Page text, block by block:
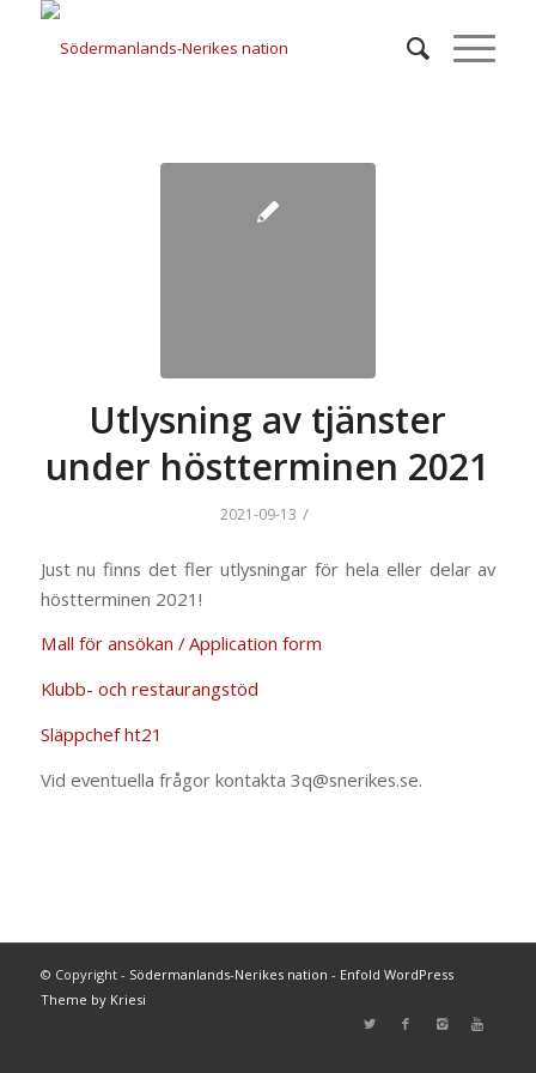
Utlysning av tjänster
under höstterminen 2021
2021-09-13 /
Just nu finns det fler utlysningar för hela eller delar av
höstterminen 2021!
Mall för ansökan / Application form
Klubb- och restaurangstöd
Släppchef ht21
Vid eventuella frågor kontakta 3q@snerikes.se.
© Copyright - Södermanlands-Nerikes nation - Enfold WordPress
Theme by Kriesi